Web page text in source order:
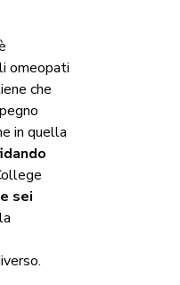
omeopati
che
in quella
sei